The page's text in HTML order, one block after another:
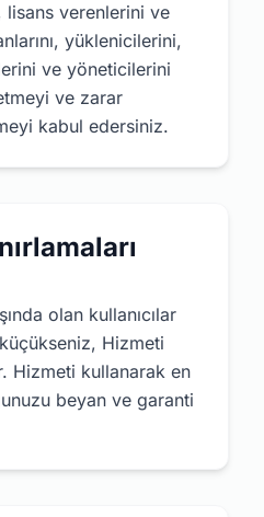
lisans verenlerini ve
yüklenicilerini,
ve yöneticilerini
ve zarar
kabul edersiniz.
olan kullanıcılar
Hizmeti
Hizmeti kullanarak en
beyan ve garanti